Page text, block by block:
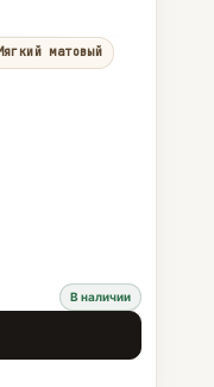
матовый
В наличии